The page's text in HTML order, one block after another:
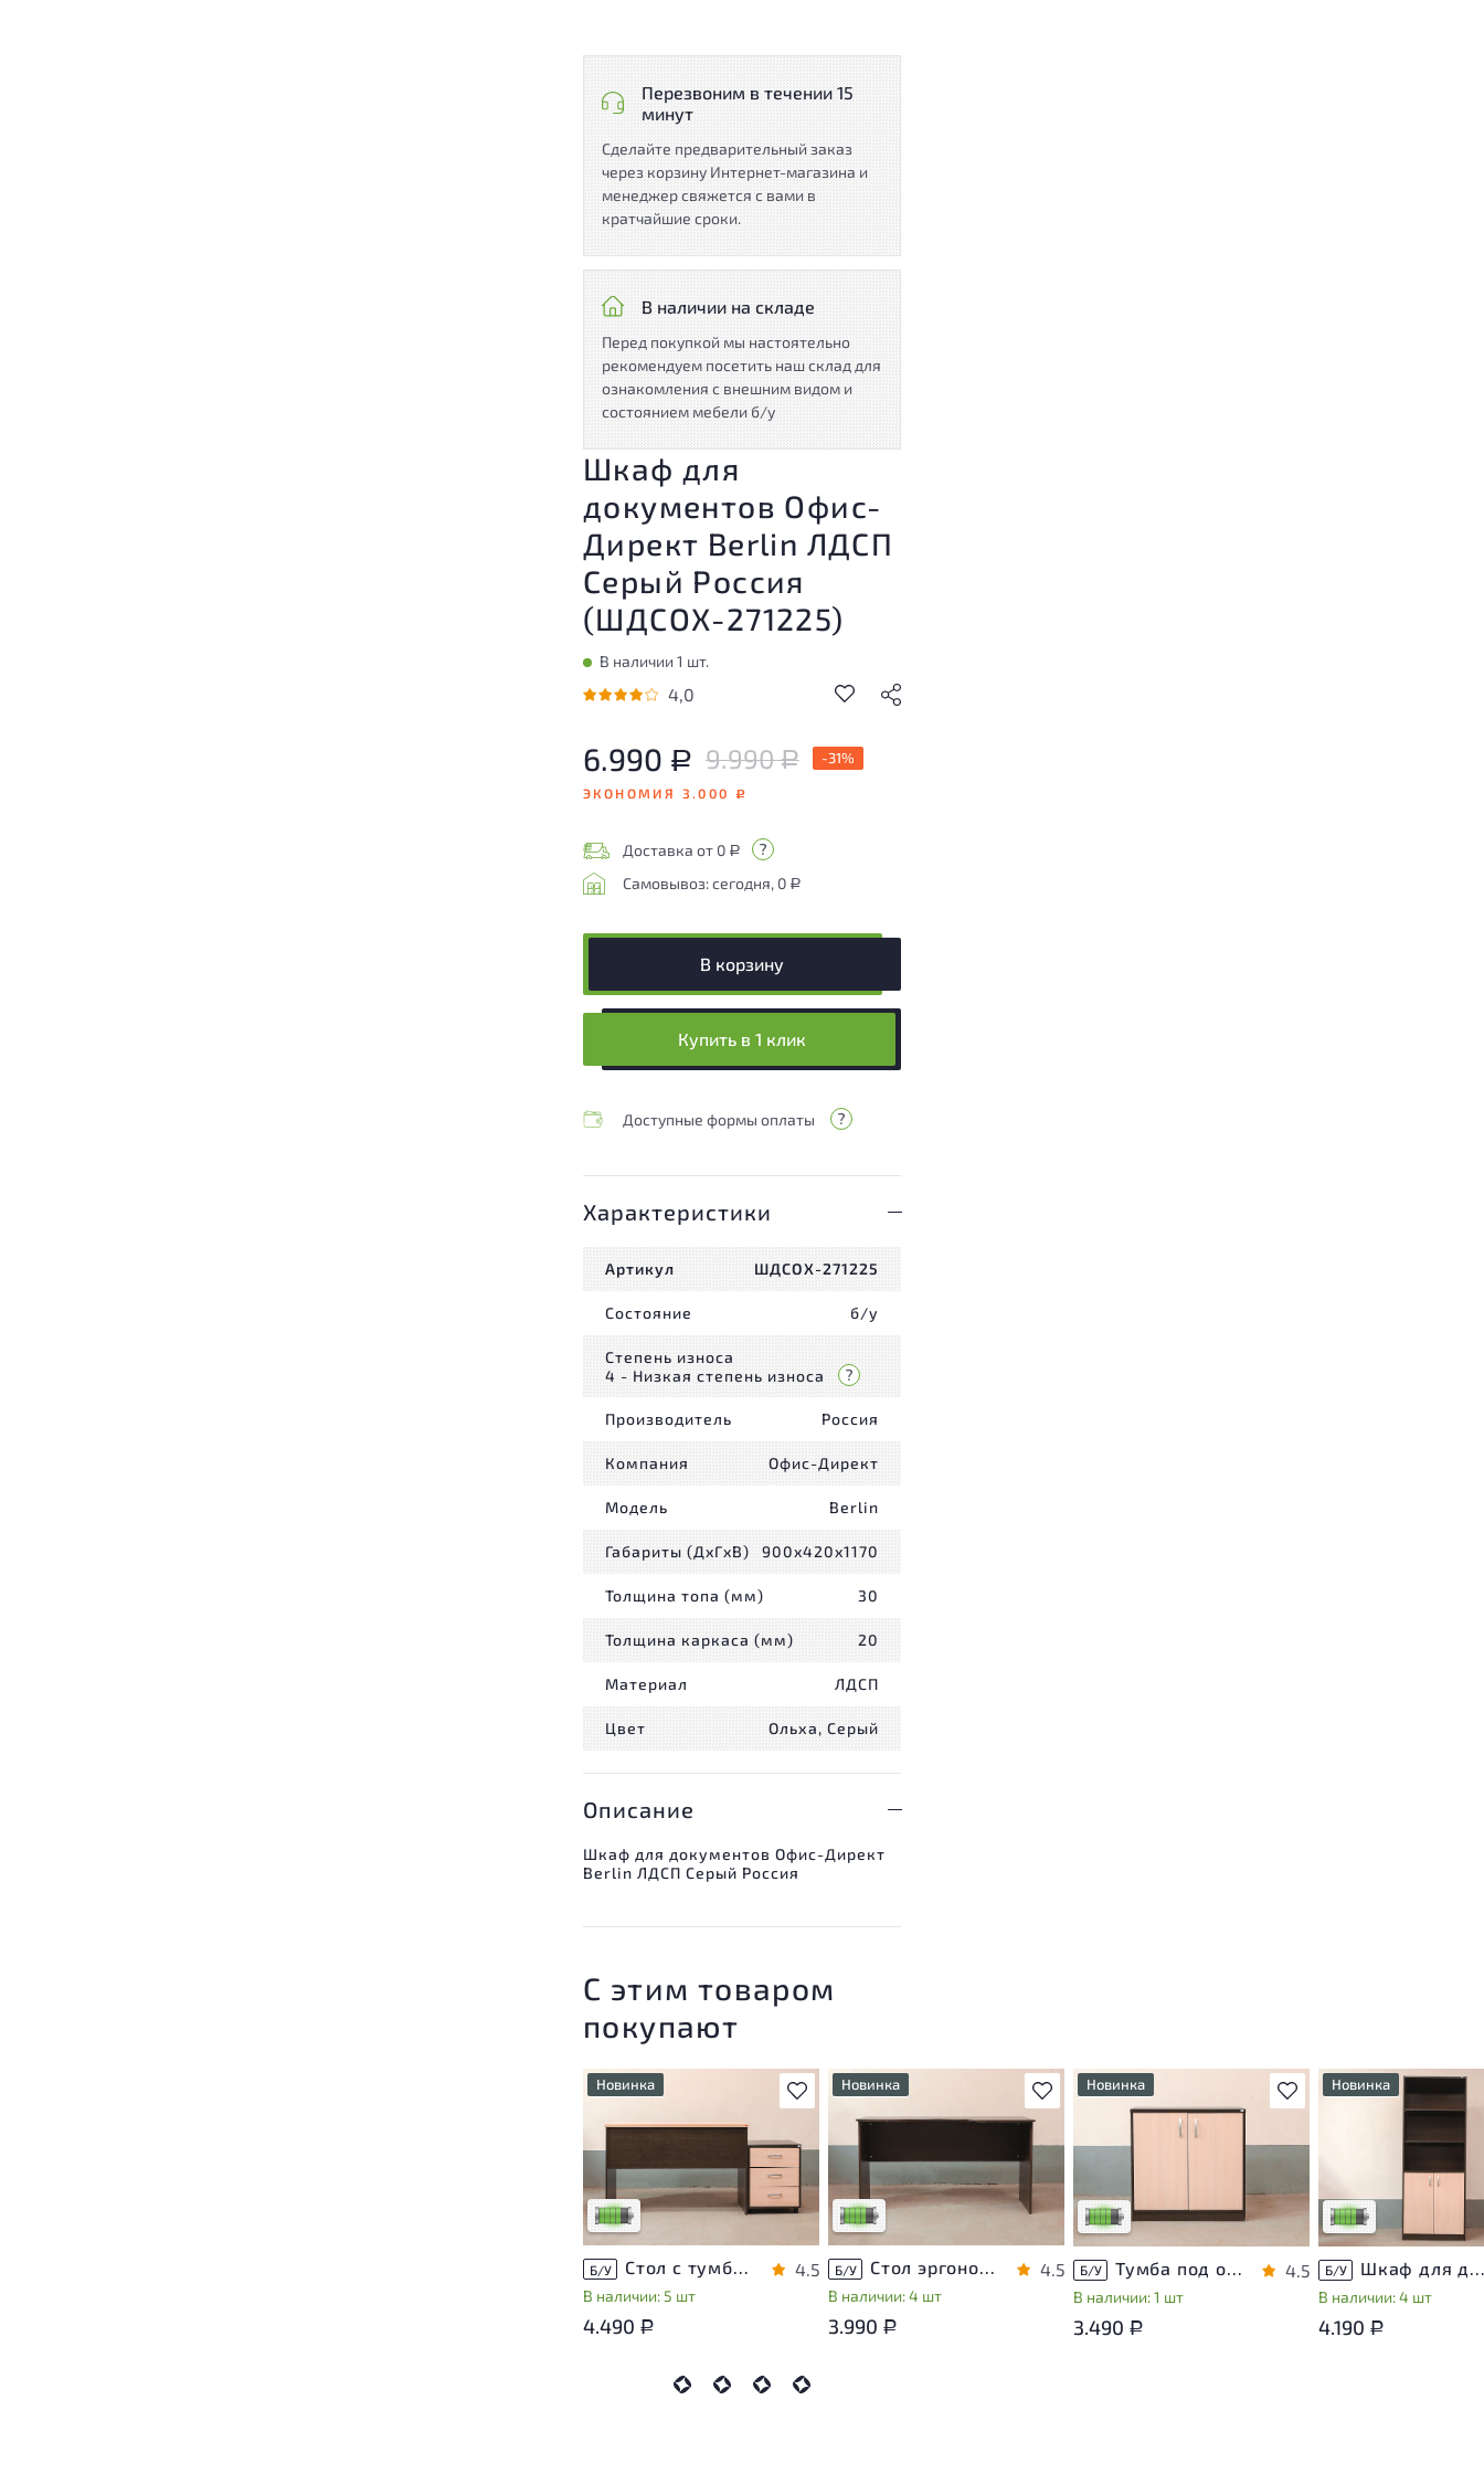
Перезвоним в течении 15
минут
Сделайте предварительный заказ
через корзину Интернет-магазина и
менеджер свяжется с вами в
кратчайшие сроки.
В наличии на складе
Перед покупкой мы настоятельно
рекомендуем посетить наш склад для
ознакомления с внешним видом и
состоянием мебели б/у
Шкаф для
документов Офис-
Директ Berlin ЛДСП
Серый Россия
(ШДСОХ-271225)
В наличии 1 шт.
4,0
6.990 Р 9.990Р -31%
ЭКОНОМИЯ 3.000 Р
Доставка от 0 Р
Самовывоз: сегодня, 0 Р
В корзину
Купить в 1 клик
Доступные формы оплаты
Характеристики
Артикул ШДСОХ-271225
Состояние б/у
Степень износа
4 - Низкая степень износа
Производитель Россия
Компания Офис-Директ
Модель Berlin
Габариты (ДxГxВ) 900x420x1170
Толщина топа (мм) 30
Толщина каркаса (мм) 20
Материал ЛДСП
Цвет Ольха, Серый
Описание
Шкаф для документов Офис-Директ
Berlin ЛДСП Серый Россия
С этим товаром
покупают
В избранное
Новинка
незначительные следы
эксплуатации, не влияющие
Низкая степень износа
Б/У Стол с тумбой ЛДСП Венге
В наличии: 5 шт
4.5
4.490 Р
В избранное
Новинка
У товара присутствуют
незначительные следы
эксплуатации, не влияющие
на удобство его
использования
Низкая степень износа
Б/У Стол эргономичный ЛДСП Венге
В наличии: 4 шт
4.5
3.990 Р
В избранное
Новинка
У товара присутствуют
незначительные следы
эксплуатации, не влияющие
на удобство его
Низкая степень износа
Б/У Тумба под оргтехнику ЛДСП Венге
В наличии: 1 шт
4.5
3.490 Р
Новинка
эксплуатации, не
использования
Низкая степень
Б/У Шкаф для документов
В наличии: 4 шт
4.190 Р